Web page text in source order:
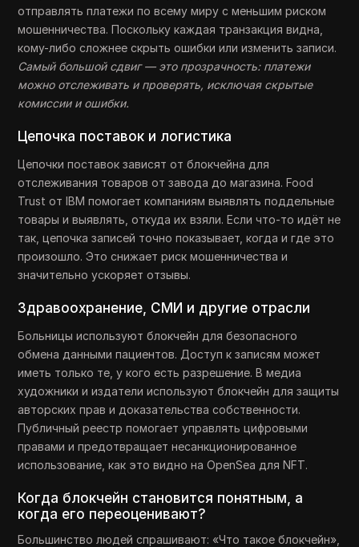
отправлять платежи по всему миру с меньшим риском
мошенничества. Поскольку каждая транзакция видна,
кому-либо сложнее скрыть ошибки или изменить записи.
Самый большой сдвиг — это прозрачность: платежи
можно отслеживать и проверять, исключая скрытые
комиссии и ошибки.
Цепочка поставок и логистика
Цепочки поставок зависят от блокчейна для
отслеживания товаров от завода до магазина. Food
Trust от IBM помогает компаниям выявлять поддельные
товары и выявлять, откуда их взяли. Если что-то идёт не
так, цепочка записей точно показывает, когда и где это
произошло. Это снижает риск мошенничества и
значительно ускоряет отзывы.
Здравоохранение, СМИ и другие отрасли
Больницы используют блокчейн для безопасного
обмена данными пациентов. Доступ к записям может
иметь только те, у кого есть разрешение. В медиа
художники и издатели используют блокчейн для защиты
авторских прав и доказательства собственности.
Публичный реестр помогает управлять цифровыми
правами и предотвращает несанкционированное
использование, как это видно на OpenSea для NFT.
Когда блокчейн становится понятным, а
когда его переоценивают?
Большинство людей спрашивают: «Что такое блокчейн»,